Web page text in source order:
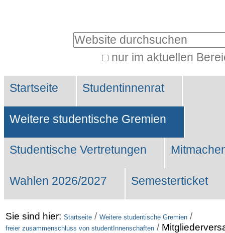
Website durchsuchen
nur im aktuellen
Suche…
Sektionen
Startseite Studentinnenrat
Weitere studentische Gremien
Studentische Vertretungen
Wahlen 2026/2027 Semesterticket
Sie sind hier: Startseite / Weitere studentische Gremien /
freier zusammenschluss von studentInnenschaften /